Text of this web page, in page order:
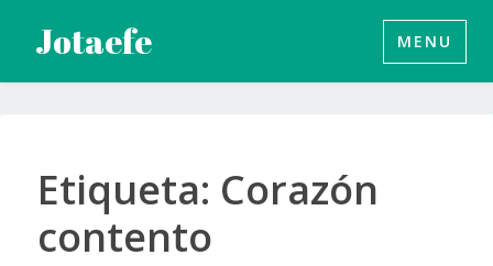
contenido
Jotaefe MENU
Etiqueta: Corazón
contento